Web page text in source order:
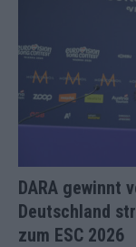
DARA gewinnt
Deutschland
zum ESC 2026